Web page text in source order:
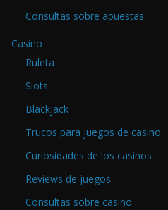
Consultas sobre apuestas
Casino
Ruleta
Slots
Blackjack
Trucos para juegos de casino
Curiosidades de los casinos
Reviews de juegos
Consultas sobre casino